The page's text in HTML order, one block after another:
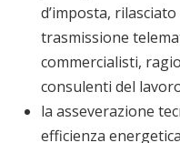
d’imposta,
trasmissione
commercialisti,
consulenti del
la asseverazione
efficienza